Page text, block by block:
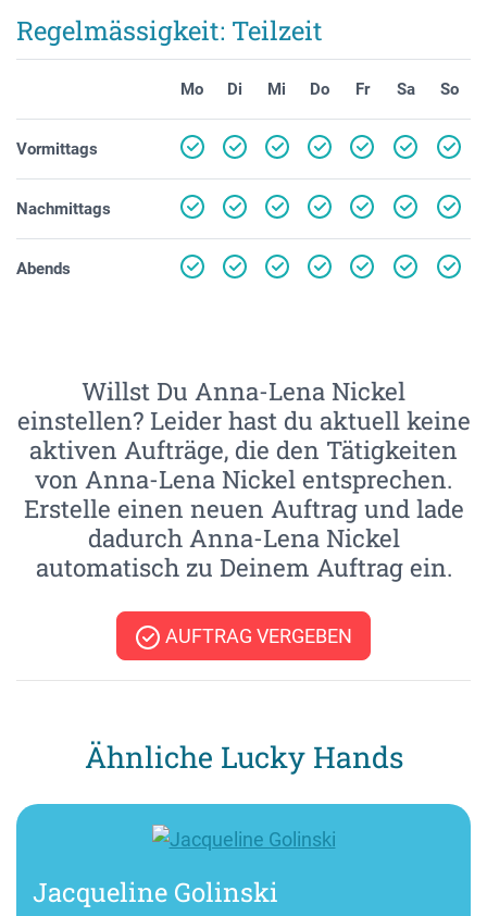
Regelmässigkeit: Teilzeit
Mo Di Mi Do Fr Sa So
Vormittags
Nachmittags
Abends
Willst Du Anna-Lena Nickel
einstellen? Leider hast du aktuell keine
aktiven Aufträge, die den Tätigkeiten
von Anna-Lena Nickel entsprechen.
Erstelle einen neuen Auftrag und lade
dadurch Anna-Lena Nickel
automatisch zu Deinem Auftrag ein.
AUFTRAG VERGEBEN
Ähnliche Lucky Hands
Jacqueline Golinski